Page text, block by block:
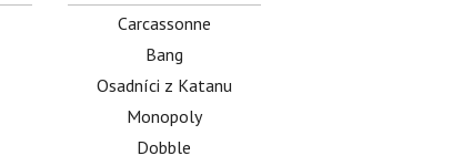
Carcassonne
Bang
Osadníci z Katanu
Monopoly
Dobble